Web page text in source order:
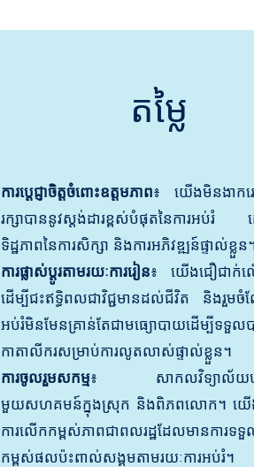
តម្លៃ
ការប្តេជ្ញាចិត្តចំពោះឧត្តមភាព៖ យើងមិនងាករេក្
រក្សាបាននូវស្តង់ដារខ្ពស់បំផុតនៃការអប់រំ
ទិដ្ឋភាពនៃការសិក្សា និងការអភិវឌ្ឍន៍ផ្ទាល់ខ្លួន
ការផ្លាស់ប្តូរតាមរយៈការរៀន៖ យើងជឿជាក់លើ
ដើម្បីជះឥទ្ធិពលជាវិជ្ជមានដល់ជីវិត និងរួម
អប់រំមិនមែនគ្រាន់តែជាមធ្យោបាយដើម្បីទទួ
កាតាលីករសម្រាប់ការលូតលាស់ផ្ទាល់ខ្លួន។
ការចូលរួមសកម្ម៖ សាកលវិទ្យាល័យបញ្ញ
មួយសហគមន៍ក្នុងស្រុក និងពិភពលោក។ យើង
ការលើកកម្ពស់ភាពជាពលរដ្ឋដែលមា
កម្ពស់ផលប៉ះពាល់សង្គមតាមរយៈការអប់រំ។